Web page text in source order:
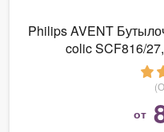
Philips AVENT
colic SCF816/
от